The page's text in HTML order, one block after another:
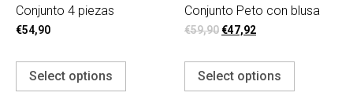
Conjunto 4 piezas
€54,90
Select options
Conjunto Peto con blusa
€59,90€47,92
Select options